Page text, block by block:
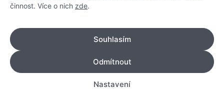
činnost. Více o nich zde.
Souhlasím
Odmítnout
Nastavení
IČO: 178 47 389
Flemingovo náměstí 542/2,
Dejvice, 160 00 Praha 6
info@zeptejsevedce.cz